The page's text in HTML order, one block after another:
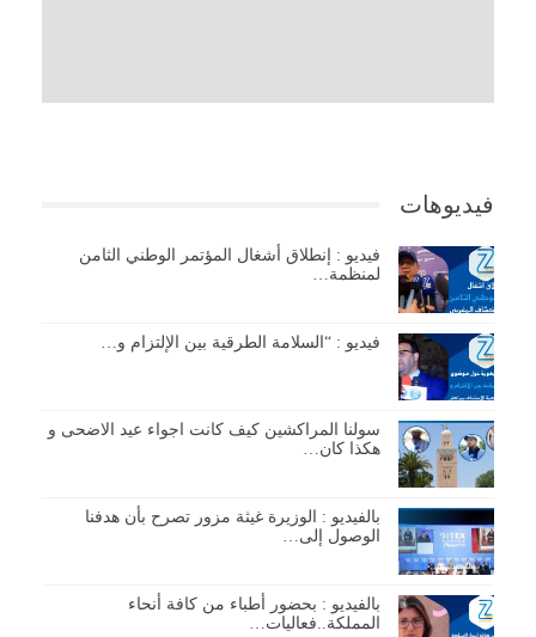
فيديوهات
فيديو : إنطلاق أشغال المؤتمر الوطني الثامن
لمنظمة…
فيديو : “السلامة الطرقية بين الإلتزام و…
سولنا المراكشين كيف كانت اجواء عيد الاضحى و
هكذا كان…
بالفيديو : الوزيرة غيثة مزور تصرح بأن هدفنا
الوصول إلى…
بالفيديو : بحضور أطباء من كافة أنحاء
المملكة..فعاليات…